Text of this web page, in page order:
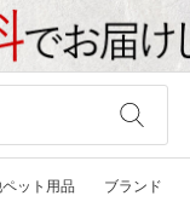
ット用品 ブランド